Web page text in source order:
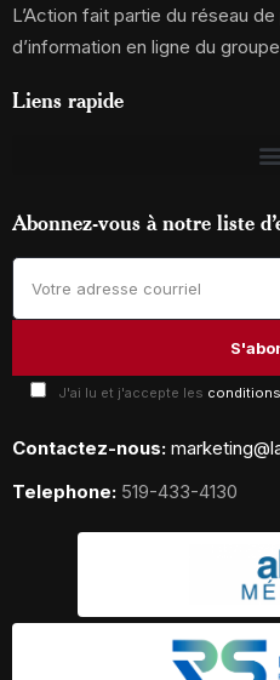
L’Action fait partie du réseau
d’information en ligne du
Liens rapide
Abonnez-vous à notre liste
J'ai lu et j'accepte les
Contactez-nous:
Telephone: 519-433-4130